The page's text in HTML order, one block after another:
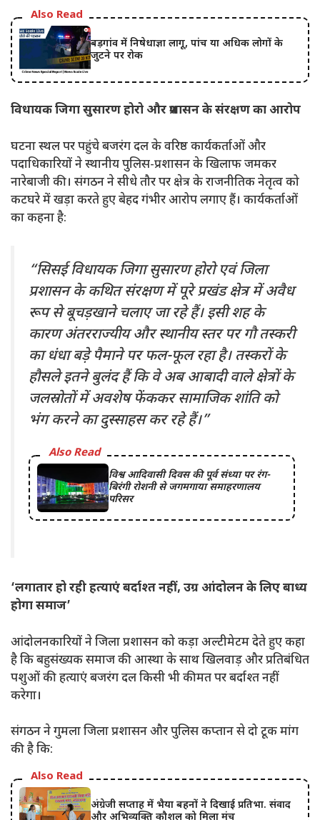
Also Read
बड़गांव में निषेधाज्ञा लागू, पांच या अधिक लोगों के
जुटने पर रोक
विधायक जिगा सुसारण होरो और प्रशासन के संरक्षण का आरोप
घटना स्थल पर पहुंचे बजरंग दल के वरिष्ठ कार्यकर्ताओं और
पदाधिकारियों ने स्थानीय पुलिस-प्रशासन के खिलाफ जमकर
नारेबाजी की। संगठन ने सीधे तौर पर क्षेत्र के राजनीतिक नेतृत्व को
कटघरे में खड़ा करते हुए बेहद गंभीर आरोप लगाए हैं। कार्यकर्ताओं
का कहना है:
“सिसई विधायक जिगा सुसारण होरो एवं जिला
प्रशासन के कथित संरक्षण में पूरे प्रखंड क्षेत्र में अवैध
रूप से बूचड़खाने चलाए जा रहे हैं। इसी शह के
कारण अंतरराज्यीय और स्थानीय स्तर पर गौ तस्करी
का धंधा बड़े पैमाने पर फल-फूल रहा है। तस्करों के
हौसले इतने बुलंद हैं कि वे अब आबादी वाले क्षेत्रों के
जलस्रोतों में अवशेष फेंककर सामाजिक शांति को
भंग करने का दुस्साहस कर रहे हैं।”
Also Read
विश्व आदिवासी दिवस की पूर्व संध्या पर रंग-
बिरंगी रोशनी से जगमगाया समाहरणालय
परिसर
‘लगातार हो रही हत्याएं बर्दाश्त नहीं, उग्र आंदोलन के लिए बाध्य
होगा समाज’
आंदोलनकारियों ने जिला प्रशासन को कड़ा अल्टीमेटम देते हुए कहा
है कि बहुसंख्यक समाज की आस्था के साथ खिलवाड़ और प्रतिबंधित
पशुओं की हत्याएं बजरंग दल किसी भी कीमत पर बर्दाश्त नहीं
करेगा।
संगठन ने गुमला जिला प्रशासन और पुलिस कप्तान से दो टूक मांग
की है कि:
Also Read
अंग्रेजी सप्ताह में भैया बहनों ने दिखाई प्रतिभा. संवाद